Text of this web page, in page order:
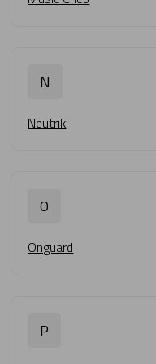
N
Neutrik
O
Onguard
P